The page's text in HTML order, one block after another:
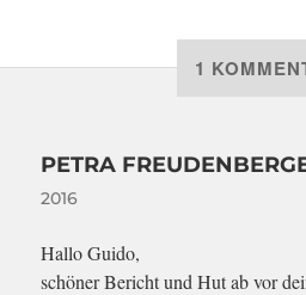
1
PETRA
2016
Hallo Guido,
schöner Bericht und Hut ab vor